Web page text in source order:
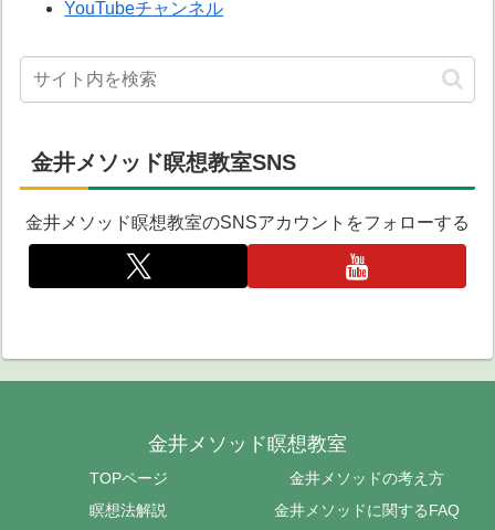
YouTubeチャンネル
金井メソッド瞑想教室SNS
金井メソッド瞑想教室のSNSアカウントをフォローする
金井メソッド瞑想教室
TOPページ
金井メソッドの考え方
瞑想法解説
金井メソッドに関するFAQ